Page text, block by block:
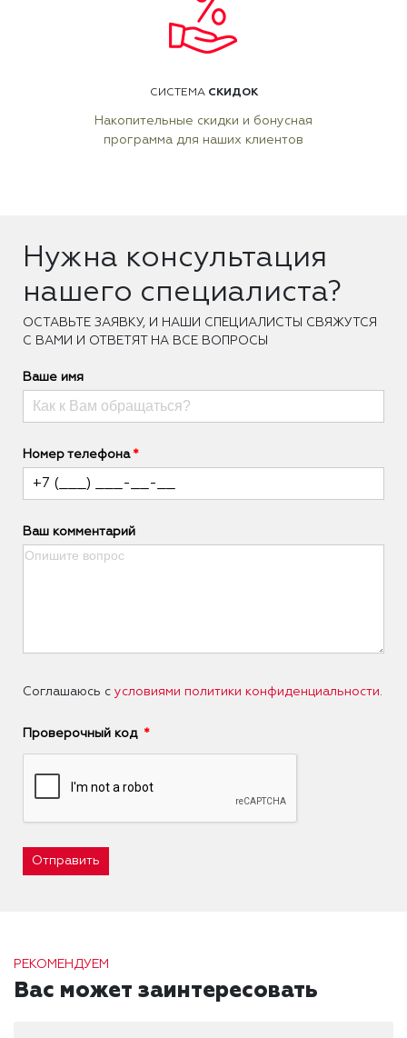
СИСТЕМА СКИДОК
Накопительные скидки и бонусная
программа для наших клиентов
Нужна консультация
нашего специалиста?
ОCТАВЬТЕ ЗАЯВКУ, И НАШИ СПЕЦИАЛИСТЫ СВЯЖУТСЯ
С ВАМИ И ОТВЕТЯТ НА ВСЕ ВОПРОСЫ
Ваше имя
Номер телефона
Ваш комментарий
Соглашаюсь с условиями политики конфиденциальности.
Проверочный код
Отправить
РЕКОМЕНДУЕМ
Вас может заинтересовать